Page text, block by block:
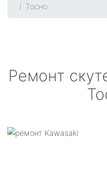
Тосно
Ремонт